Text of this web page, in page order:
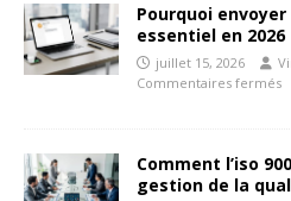
Pourquoi
essentiel en 2026
juillet 15, 2026
Commentaires fermés
Comment l’iso
gestion de la